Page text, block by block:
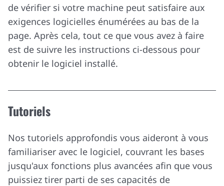
de vérifier si votre machine peut satisfaire aux
exigences logicielles énumérées au bas de la
page. Après cela, tout ce que vous avez à faire
est de suivre les instructions ci-dessous pour
obtenir le logiciel installé.
Tutoriels
Nos tutoriels approfondis vous aideront à vous
familiariser avec le logiciel, couvrant les bases
jusqu'aux fonctions plus avancées afin que vous
puissiez tirer parti de ses capacités de